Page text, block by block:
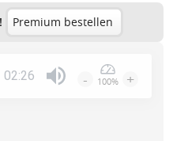
Premium bestellen
02:26 - 100% +